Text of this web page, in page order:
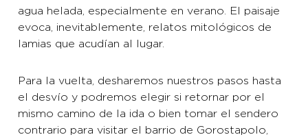
agua helada, especialmente en verano. El paisaje
evoca, inevitablemente, relatos mitológicos de
lamias que acudían al lugar.
Para la vuelta, desharemos nuestros pasos hasta
el desvío y podremos elegir si retornar por el
mismo camino de la ida o bien tomar el sendero
contrario para visitar el barrio de Gorostapolo,